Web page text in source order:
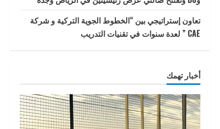
تعاون إستراتيجي بين “الخطوط الجوية التركية و شركة
CAE ” لعدة سنوات في تقنيات التدريب
أخبار تهمك